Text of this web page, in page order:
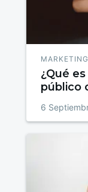
¿Qué
público
6